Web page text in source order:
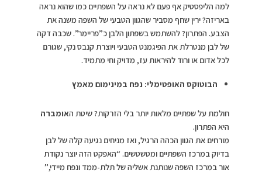
למה הליפסטיק אף פעם לא נראה על השפתיים כמו שהוא נראה
באריזה? ירין שחף מסביר שהגוון הטבעי של השפה משנה את
הצבע. הפתרון? להשתמש בשפתון הלבן כ”פריימר”. שכבה דקה
של לבן מנטרלת את הפיגמנט הטבעי ויוצרת קנבס נקי, שגורם
לכל אדום או ורוד להיראות עז, מדויק וחי מתמיד.
הבוטוקס האופטימלי: נפח במינימום מאמץ
חולמת על שפתיים מלאות יותר בלי הזרקות? שיטת האומברה
היא הפתרון.
מורחים את הגוון הכהה הרגיל, ואז מניחים נגיעה קלה של לבן
בדיוק במרכז השפתיים ומטשטשים. “האפקט הזה יוצר נקודת
אור במרכז השפה שנותנת אשליה של תלת-ממד ונפח מיידי,”